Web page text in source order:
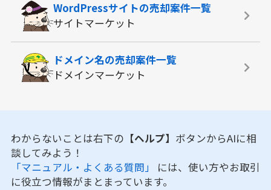
WordPressサイトの売却案件一覧
サイトマーケット
ドメイン名の売却案件一覧
ドメインマーケット
わからないことは右下の 【ヘルプ】 ボタンからAIに相
談してみよう！
「マニュアル・よくある質問」 には、使い方やお取引
に役立つ情報がまとまっています。